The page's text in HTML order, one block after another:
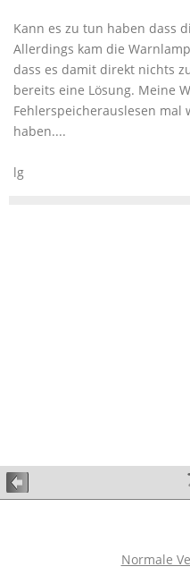
Kann es zu tun haben dass
Allerdings kam die
dass es damit direkt nichts
bereits eine Lösung. Meine
Fehlerspeicherauslesen mal
haben....
lg
Normale